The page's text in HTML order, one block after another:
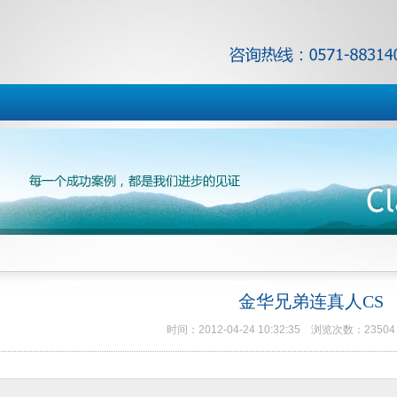
金华兄弟连真人CS
时间：2012-04-24 10:32:35 浏览次数：